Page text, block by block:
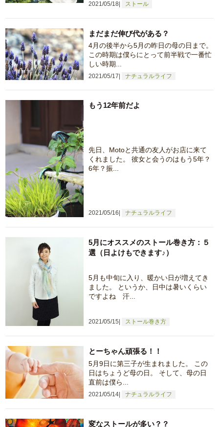
2021/05/18 ストール
2021/05/17 ナチュラルライフ
まだまだ伸び代がある？
4月の後半から5月の昨日の母の日まで。
この時期は僕らにとって前半戦で一番忙
しい時期...
2021/05/16 ナチュラルライフ
もう12年前だよ
先日、Motoと共通の友人がお店に来て
くれました。 彼女と会うのはもう5年？
6年？振...
2021/05/15 ストール巻き方
5月にオススメのストール巻き方：５
選（日よけもできます♪）
5月も中旬に入り、暖かい日が増えてき
ました。 というか、日中は暑いくらい
ですよね 汗...
2021/05/14 ナチュラルライフ
とーちゃん頑張る！！
5月9日に第三子が生まれました。 この
日はちょうど母の日。 そして、母の日
直前は僕ら...
変なストールが多い？？